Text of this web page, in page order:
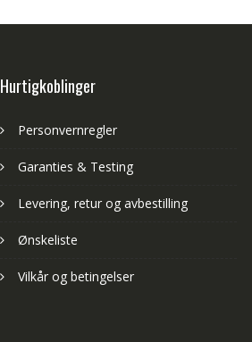
Hurtigkoblinger
Personvernregler
Garanties & Testing
Levering, retur og avbestilling
Ønskeliste
Vilkår og betingelser